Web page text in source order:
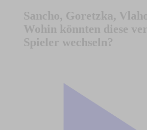
Sancho, Goretzka,
Wohin könnten diese
Spieler wechseln?